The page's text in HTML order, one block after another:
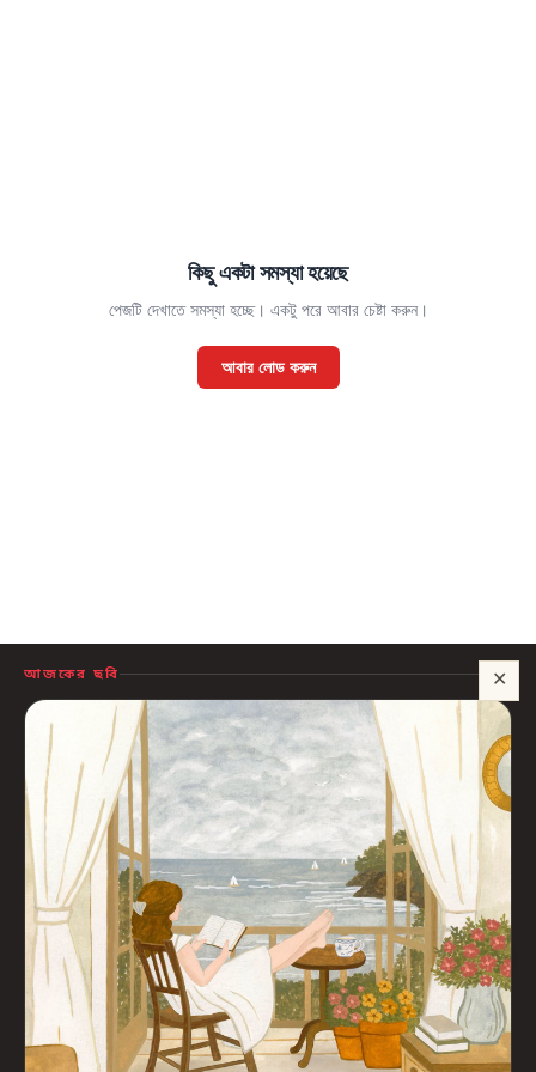
🍪 সাইটটি চালু রাখতে কিছু প্রয়োজনীয় কুকি ব্যবহার হয়। আপনি রাজি থাকলে আমরা বিজ্ঞাপন ও
পরিসংখ্যানের কুকিও ব্যবহার করব, যাতে বুঝতে পারি কোন বই আপনাদের কাজে লাগছে।
প্রাইভেসি নীতি
শুধু প্রয়োজনীয় সব ঠিক আছে
কিছু একটা সমস্যা হয়েছে
পেজটি দেখাতে সমস্যা হচ্ছে। একটু পরে আবার চেষ্টা করুন।
আবার লোড করুন
✕
আজকের ছবি
সাহায্য?